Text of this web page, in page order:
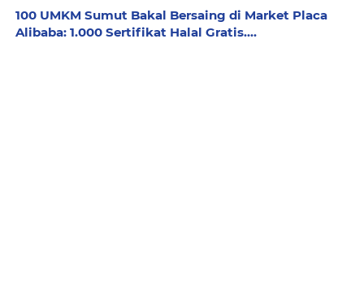
100 UMKM Sumut Bakal Bersaing di Market Placa
Alibaba: 1.000 Sertifikat Halal Gratis....